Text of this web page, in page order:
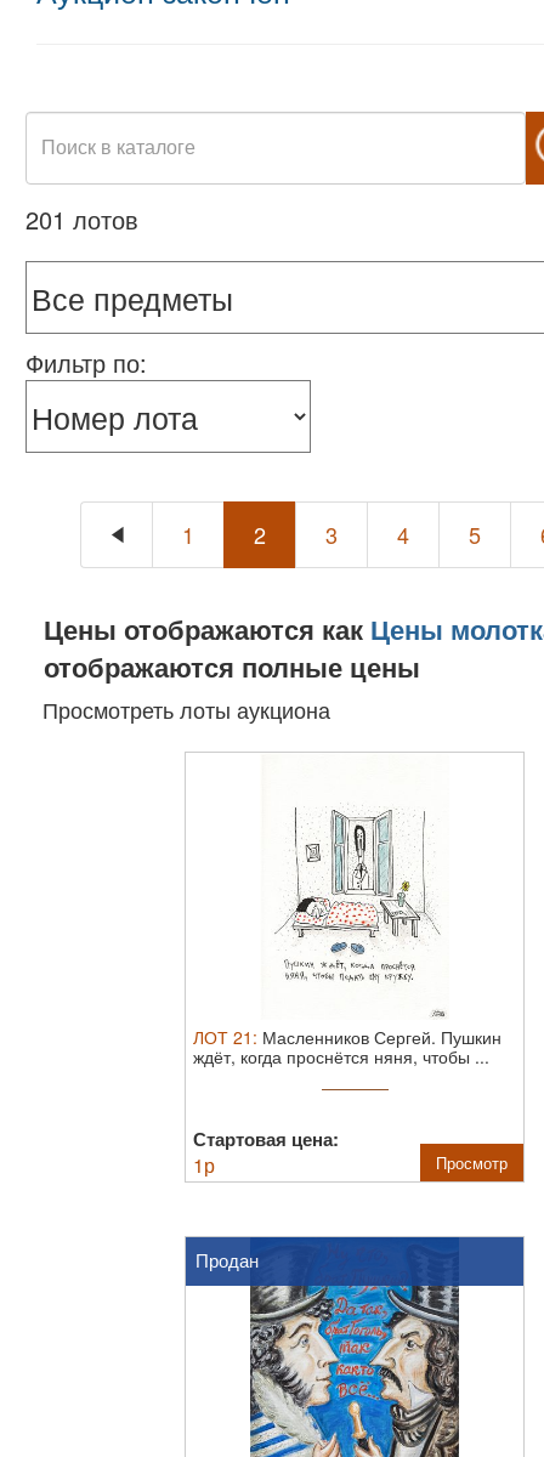
не можете приехать посмотреть работы,
фотографиям или запрашивать
201 лотов
Фильтр по:
1 2 3 4 5
Цены отображаются как Цены
отображаются полные цены
Просмотреть лоты аукциона
ЛОТ 21 : Масленников Сергей. Пушкин
ждёт, когда проснётся няня, чтобы ...
Стартовая цена:
1р Просмотр
Продан